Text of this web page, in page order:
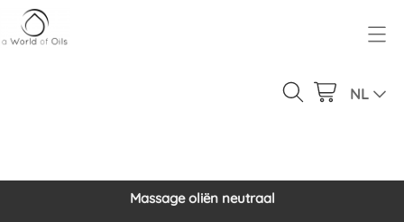
Over ons
Massage oliën geuren "a World of Oils"
NL
Massage oliën neutraal